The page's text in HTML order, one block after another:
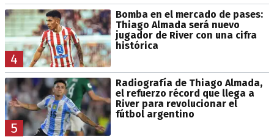
4
Bomba en el mercado de pases:
Thiago Almada será nuevo
jugador de River con una cifra
histórica
5
Radiografía de Thiago Almada,
el refuerzo récord que llega a
River para revolucionar el
fútbol argentino